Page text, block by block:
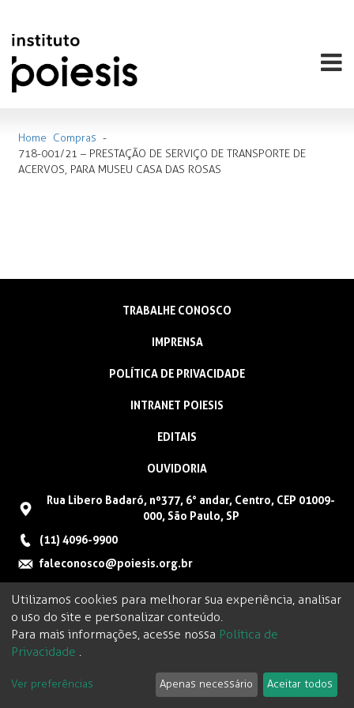
Home Compras -
718-001/21 – PRESTAÇÃO DE SERVIÇO DE TRANSPORTE DE
ACERVOS, PARA MUSEU CASA DAS ROSAS
TRABALHE CONOSCO
IMPRENSA
POLÍTICA DE PRIVACIDADE
INTRANET POIESIS
EDITAIS
OUVIDORIA
Rua Libero Badaró, nº377, 6° andar, Centro, CEP 01009-
000, São Paulo, SP
(11) 4096-9900
faleconosco@poiesis.org.br
Utilizamos cookies para melhorar sua experiência, analisar
o uso do site e personalizar conteúdo.
Para mais informações, acesse nossa Política de
Privacidade .
Ver preferências Apenas necessário Aceitar todos